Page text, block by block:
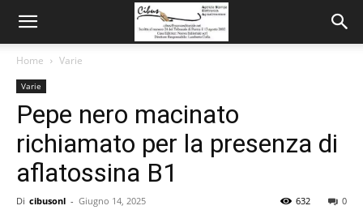
Home Varie
Varie
Pepe nero macinato
richiamato per la presenza di
aflatossina B1
Di cibusonl - Giugno 14, 2025 0
632